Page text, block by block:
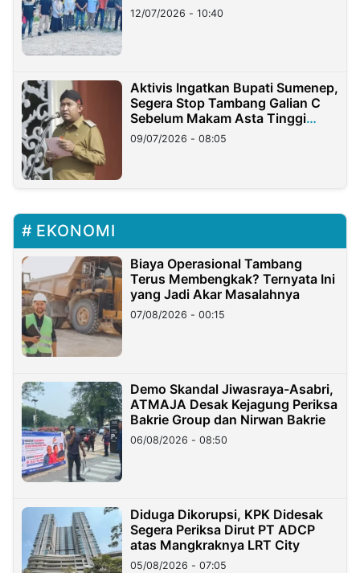
12/07/2026 - 10:40
Aktivis Ingatkan Bupati Sumenep,
Segera Stop Tambang Galian C
Sebelum Makam Asta Tinggi
Longsor
09/07/2026 - 08:05
EKONOMI
Biaya Operasional Tambang
Terus Membengkak? Ternyata Ini
yang Jadi Akar Masalahnya
07/08/2026 - 00:15
Demo Skandal Jiwasraya-Asabri,
ATMAJA Desak Kejagung Periksa
Bakrie Group dan Nirwan Bakrie
06/08/2026 - 08:50
Diduga Dikorupsi, KPK Didesak
Segera Periksa Dirut PT ADCP
atas Mangkraknya LRT City
05/08/2026 - 07:05